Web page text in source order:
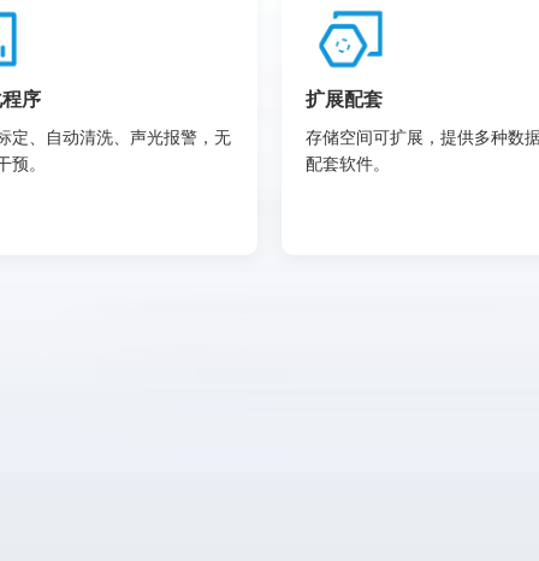
序
定、自动清洗、声光报警，无
预。
扩展配套
存储空间可扩展，提供多种数
配套软件。